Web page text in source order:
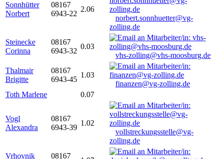
Sonnhütter
Norbert
08167
6943-22
2.06
norbert.sonnhuetter@vg-
zolling.de
Steinecke
Corinna
08167
6943-32
0.03
vhs-zolling@vhs-moosburg.de
Thalmair
Brigitte
08167
6943-45
1.03
finanzen@vg-zolling.de
Toth Marlene
0.07
Vogl
Alexandra
08167
6943-39
1.02
vollstreckungsstelle@vg-
zolling.de
Vrhovnik
08167